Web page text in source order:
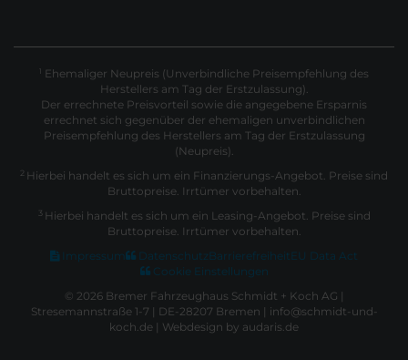
1 Ehemaliger Neupreis (Unverbindliche Preisempfehlung des
Herstellers am Tag der Erstzulassung).
Der errechnete Preisvorteil sowie die angegebene Ersparnis
errechnet sich gegenüber der ehemaligen unverbindlichen
Preisempfehlung des Herstellers am Tag der Erstzulassung
(Neupreis).
2 Hierbei handelt es sich um ein Finanzierungs-Angebot. Preise sind
Bruttopreise. Irrtümer vorbehalten.
3 Hierbei handelt es sich um ein Leasing-Angebot. Preise sind
Bruttopreise. Irrtümer vorbehalten.
Impressum
Datenschutz Barrierefreiheit EU Data Act
Cookie Einstellungen
© 2026 Bremer Fahrzeughaus Schmidt + Koch AG |
Stresemannstraße 1-7 | DE-28207 Bremen | info@schmidt-und-
koch.de | Webdesign by audaris.de